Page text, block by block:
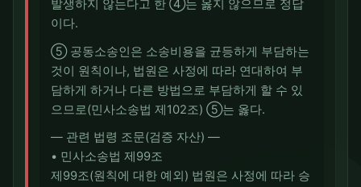
발생하지 않는다고 한 ④는 옳지 않으므로 정답
이다.
⑤ 공동소송인은 소송비용을 균등하게 부담하는
것이 원칙이나, 법원은 사정에 따라 연대하여 부
담하게 하거나 다른 방법으로 부담하게 할 수 있
으므로(민사소송법 제102조) ⑤는 옳다.
― 관련 법령 조문(검증 자산) ―
• 민사소송법 제99조
제99조(원칙에 대한 예외) 법원은 사정에 따라 승